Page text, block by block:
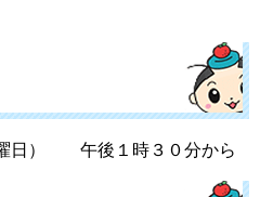
日） 午後１時３０分から